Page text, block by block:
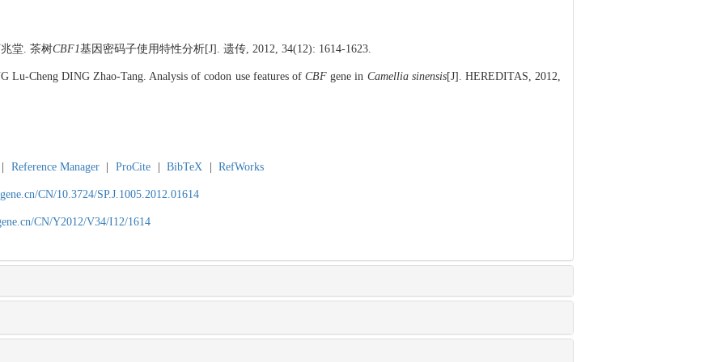
堂. 茶树CBF1基因密码子使用特性分析[J]. 遗传, 2012, 34(12): 1614-1623.
Lu-Cheng DING Zhao-Tang. Analysis of codon use features ofCBF gene in Camellia sinensis[J]. HEREDITAS, 2012,
Reference Manager ProCite BibTeX RefWorks
CN/10.3724/SP.J.1005.2012.01614
CN/Y2012/V34/I12/1614